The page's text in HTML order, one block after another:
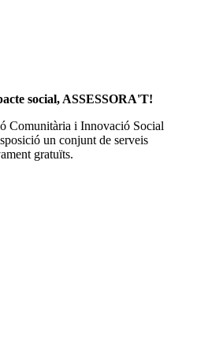
social, ASSESSORA'T!
Comunitària i Innovació Social
un conjunt de serveis
gratuïts.